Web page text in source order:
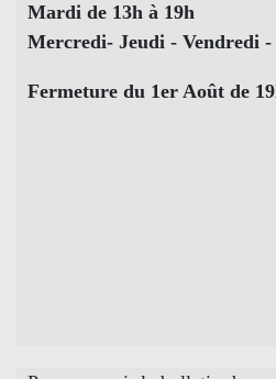
Mardi de 13h à 19h
Mercredi- Jeudi - Vendredi -
Fermeture du 1er Août de